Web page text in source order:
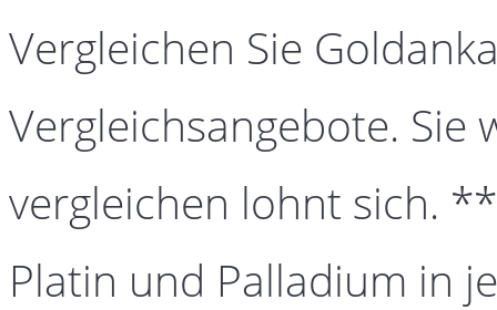
Vergleichen Sie
Vergleichsangebote. Sie
vergleichen lohnt sich.
Platin und Palladium in